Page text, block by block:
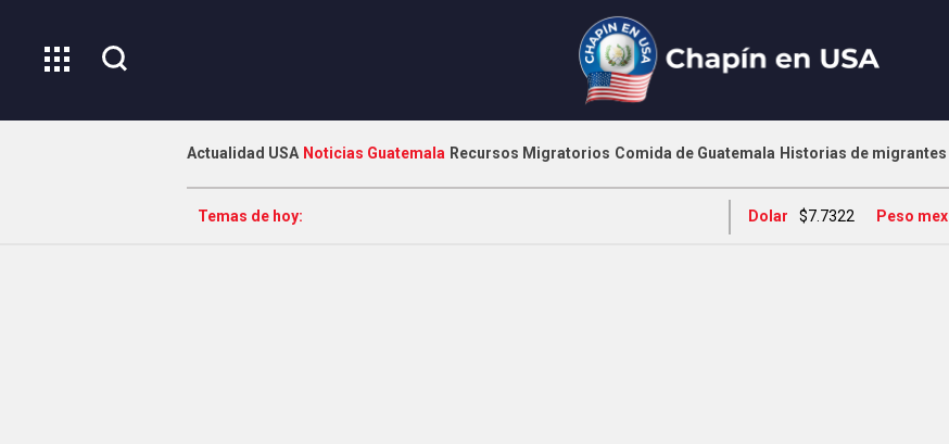
Actualidad USA Noticias Guatemala Recursos Migratorios Comida de Guatemala Historias de migrantes
Temas de hoy: Dolar $7.7322 Peso mex